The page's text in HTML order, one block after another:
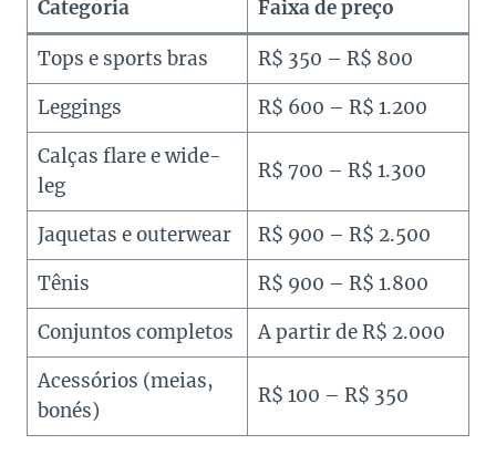
Categoria Faixa de preço
Tops e sports bras
R$ 350 – R$ 800
Leggings
R$ 600 – R$ 1.200
Calças flare e wide-
leg
R$ 700 – R$ 1.300
Jaquetas e outerwear
R$ 900 – R$ 2.500
Tênis
R$ 900 – R$ 1.800
Conjuntos completos
A partir de R$ 2.000
Acessórios (meias,
bonés)
R$ 100 – R$ 350